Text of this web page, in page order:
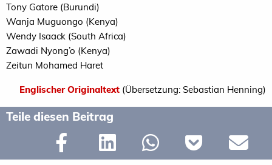
Tony Gatore (Burundi)
Wanja Muguongo (Kenya)
Wendy Isaack (South Africa)
Zawadi Nyong’o (Kenya)
Zeitun Mohamed Haret
Englischer Originaltext (Übersetzung: Sebastian Henning)
Teile diesen Beitrag